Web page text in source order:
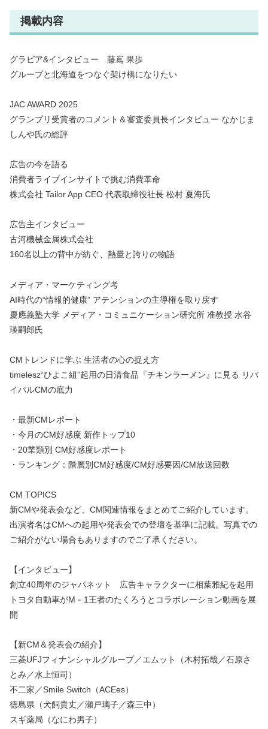
掲載内容
グラビア&インタビュー 藤嶌 果歩
グループと北海道をつなぐ架け橋になりたい
JAC AWARD 2025
グランプリ受賞者のコメント＆審査委員長インタビュー なかじま
しんや氏の総評
広告の今を語る
消費者ライブインサイトで挑む消費革命
株式会社 Tailor App CEO 代表取締役社長 松村 夏海氏
広告主インタビュー
古河機械金属株式会社
160名以上の背中が紡ぐ、熱量と誇りの物語
メディア・マーケティング考
AI時代の“情報的健康” アテンションの主導権を取り戻す
慶應義塾大学 メディア・コミュニケーション研究所 准教授 水谷
瑛嗣郎氏
CMトレンドに学ぶ 生活者の心の捉え方
timelesz“ひよこ組”起用の日清食品『チキンラーメン』に見る リバ
イバルCMの底力
・最新CMレポート
・今月のCM好感度 新作トップ10
・20業類別 CM好感度レポート
・ランキング：階層別CM好感度/CM好感要因/CM放送回数
CM TOPICS
新CMや発表会など、CM関連情報をまとめてご紹介しています。
出演者名はCMへの起用や発表会での登壇を基準に記載。写真での
ご紹介がない場合もありますのでご了承ください。
【インタビュー】
創立40周年のジャパネット 広告キャラクターに相葉雅紀を起用
トヨタ自動車がM－1王者のたくろうとコラボレーション動画を展
開
【新CM＆発表会の紹介】
三菱UFJフィナンシャルグループ／エムット（木村拓哉／石原さ
とみ／水上恒司）
不二家／Smile Switch（ACEes）
徳島県（犬飼貴丈／瀬戸璃子／森三中）
スギ薬局（なにわ男子）